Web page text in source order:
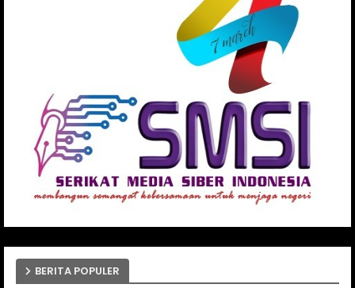
BERITA POPULER